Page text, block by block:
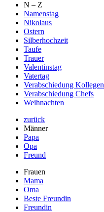
N – Z
Namenstag
Nikolaus
Ostern
Silberhochzeit
Taufe
Trauer
Valentinstag
Vatertag
Verabschiedung Kollegen
Verabschiedung Chefs
Weihnachten
zurück
Männer
Papa
Opa
Freund
Frauen
Mama
Oma
Beste Freundin
Freundin